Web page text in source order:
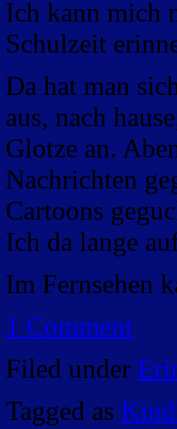
Ich kann mich
Schulzeit
Da hat man
aus, nach
Glotze an.
Nachrichten
Cartoons
Ich da lange
Im Fernsehen
1 Comment
Filed under
Tagged as